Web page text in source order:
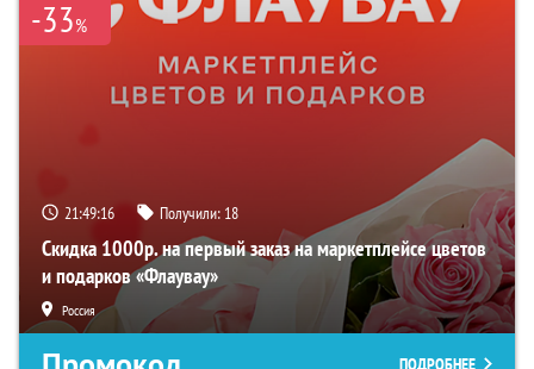
-33%
21:49:16 Получили: 18
Скидка 1000р. на первый заказ на маркетплейсе цветов
и подарков «Флаувау»
Россия
ПОДРОБНЕЕ